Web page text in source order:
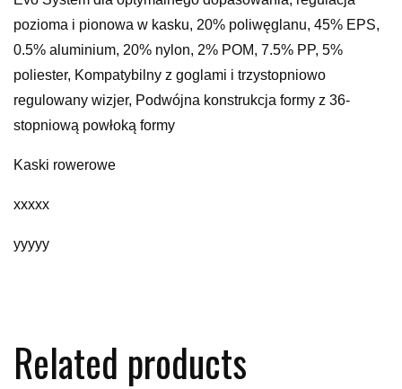
pozioma i pionowa w kasku, 20% poliwęglanu, 45% EPS,
0.5% aluminium, 20% nylon, 2% POM, 7.5% PP, 5%
poliester, Kompatybilny z goglami i trzystopniowo
regulowany wizjer, Podwójna konstrukcja formy z 36-
stopniową powłoką formy
Kaski rowerowe
xxxxx
yyyyy
Related products